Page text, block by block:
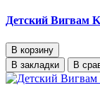
Детский Вигвам
В корзину
В закладки
В